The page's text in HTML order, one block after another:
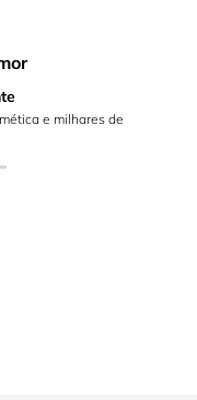
e milhares de